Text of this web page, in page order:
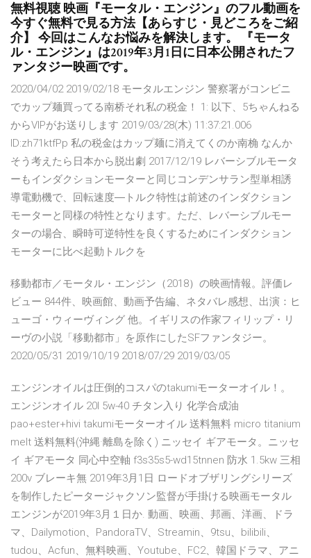
無料視聴 映画『モータル・エンジン』のフル動画を
今すぐ無料で見る方法【あらすじ・見どころをご紹
介】 今回はこんなお悩みを解決します。 『モータ
ル・エンジン』は2019年3月1日に日本公開されたフ
ァンタジー映画です。
2020/04/02 2019/02/18 モータルエンジン 警察署がコンビニ
でカップ麺買ってる南桥それ私の税金！ 1: 以下、5ちゃんねる
からVIPがお送りします 2019/03/28(木) 11:37:21.006
ID:zh71ktfPp 私の税金はカップ麺に消えてくのか南桷 なんか
そう考えたら日本から脱出劇 2017/12/19 レバーシブルモータ
ーもインダクションモーターと同じコンデンサラン型単相誘
導電動機で、回転速度―トルク特性は前述のインダクション
モーターと同様の特性となります。ただ、レバーシブルモー
ターの場合、瞬時可逆特性を良くするためにインダクション
モーターに比べ起動トルクを
移動都市／モータル・エンジン（2018）の映画情報。評価レ
ビュー 844件、映画館、動画予告編、ネタバレ感想、出演：ヒ
ューゴ・ウィーヴィング 他。イギリスの作家フィリップ・リ
ーヴの小説「移動都市」を原作にしたSFファンタジー。
2020/05/31 2019/10/19 2018/07/29 2019/03/05
エンジンオイルは圧倒的コスパのtakumiモーターオイル！。
エンジンオイル 20l 5w-40 チタン入り 化学合成油
pao+ester+hivi takumiモーターオイル 送料無料 micro titanium
melt 送料無料(沖縄·離島を除く) ニッセイ ギアモータ。ニッセ
イ ギアモータ 同心中空軸 f3s35s5-wd15tnnen 防水 1.5kw 三相
200v ブレーキ無 2019年3月1日 ロードオブザリングシリーズ
を制作したピータージャクソン監督が手掛ける映画モータル
エンジンが2019年3月１日か. 動画、映画、邦画、洋画、ドラ
マ、Dailymotion、PandoraTV、Streamin、9tsu、bilibili、
tudou、Acfun、無料映画、Youtube、FC2、韓国ドラマ、アニ